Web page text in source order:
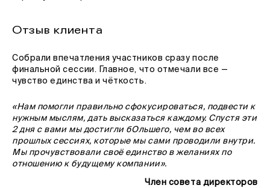
Отзыв клиента
Собрали впечатления участников сразу после
финальной сессии. Главное, что отмечали все —
чувство единства и чёткость.
«Нам помогли правильно сфокусироваться, подвести к
нужным мыслям, дать высказаться каждому. Спустя эти
2 дня с вами мы достигли бОльшего, чем во всех
прошлых сессиях, которые мы сами проводили внутри.
Мы прочувствовали своё единство в желаниях по
отношению к будущему компании».
Член совета директоров